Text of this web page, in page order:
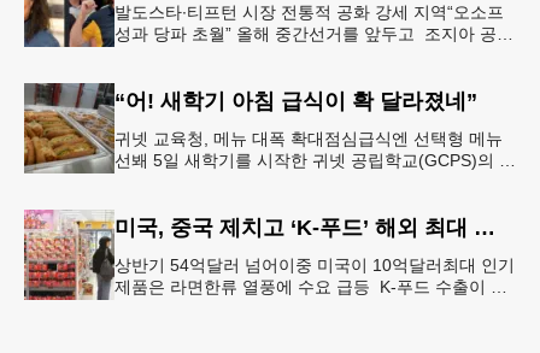
발도스타∙티프턴 시장 전통적 공화 강세 지역“오소프
성과 당파 초월” 올해 중간선거를 앞두고 조지아 공화
“어! 새학기 아침 급식이 확 달라졌네”
귀넷 교육청, 메뉴 대폭 확대점심급식엔 선택형 메뉴
선봬 5일 새학기를 시작한 귀넷 공립학교(GCPS)의 급
미국, 중국 제치고 ‘K-푸드’ 해외 최대 시장 부상
상반기 54억달러 넘어이중 미국이 10억달러최대 인기
제품은 라면한류 열풍에 수요 급등 K-푸드 수출이 라